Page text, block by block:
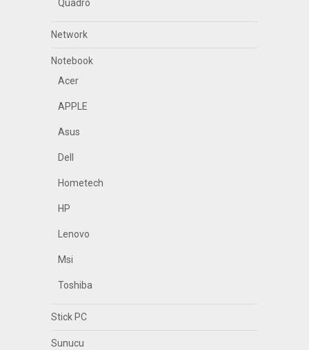
Quadro
Network
Notebook
Acer
APPLE
Asus
Dell
Hometech
HP
Lenovo
Msi
Toshiba
Stick PC
Sunucu